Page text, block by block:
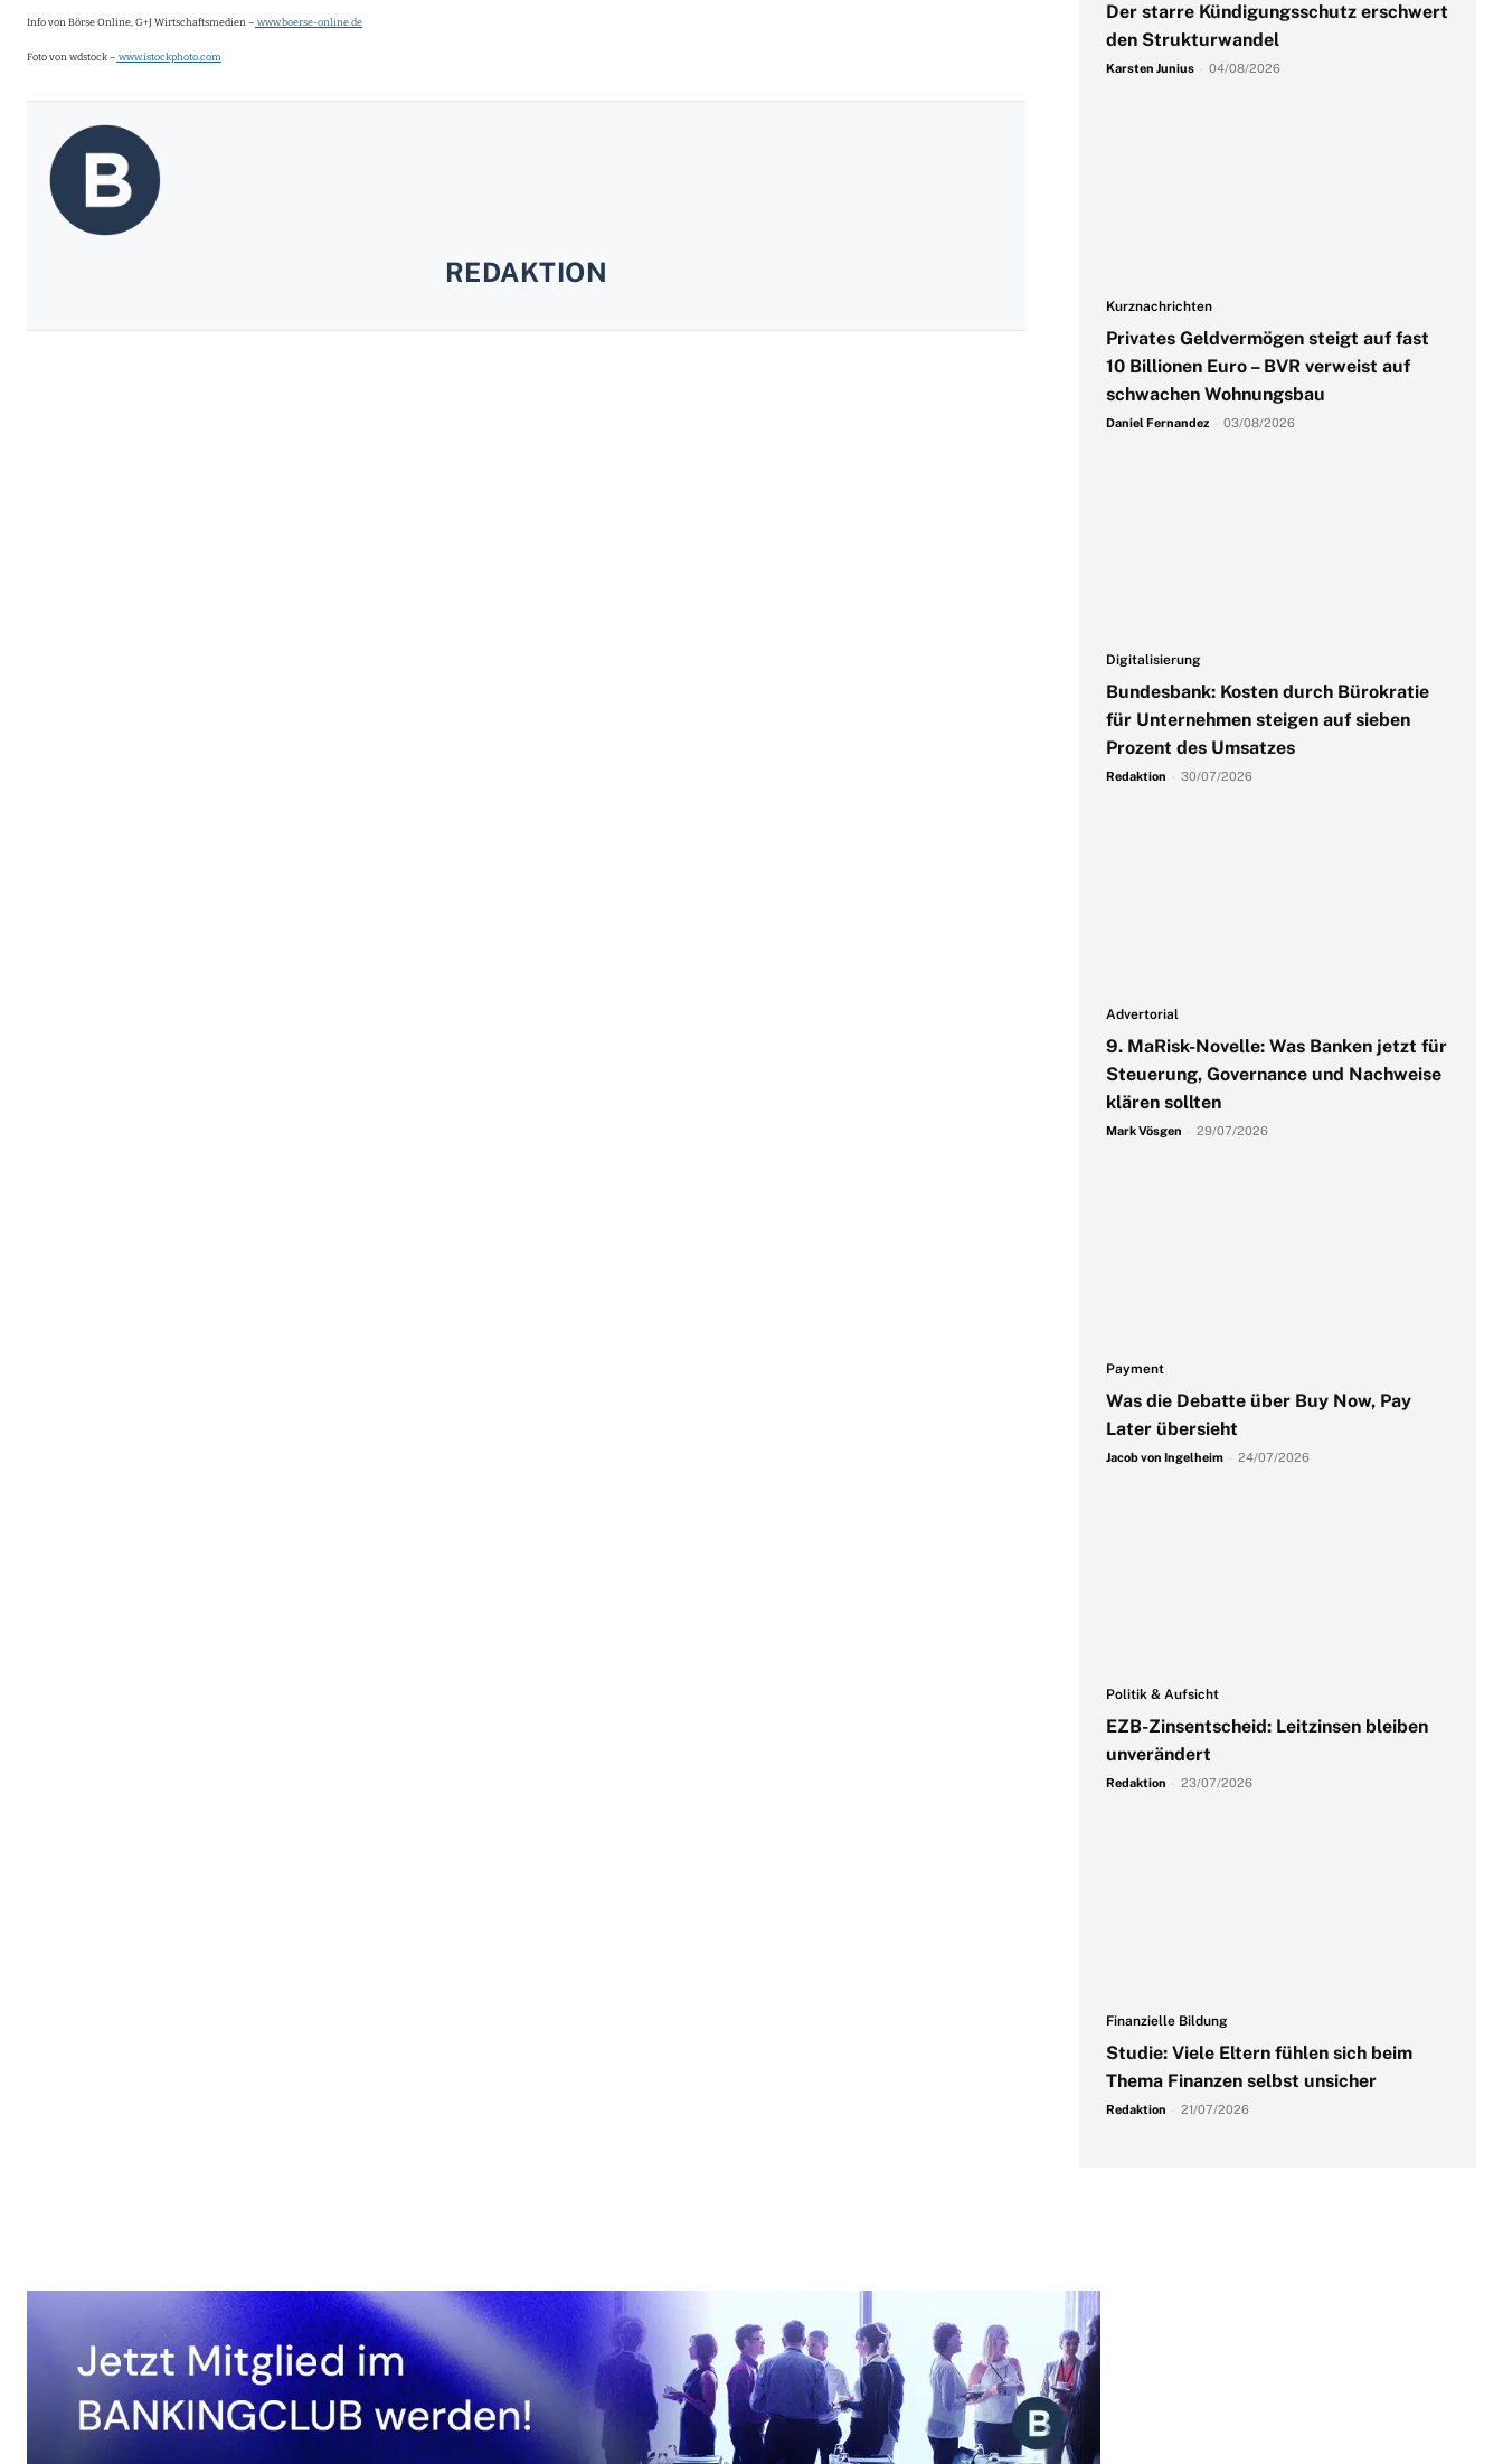
Info von Börse Online, G+J Wirtschaftsmedien – www.boerse-online.de
Foto von wdstock – www.istockphoto.com
REDAKTION
Der starre Kündigungsschutz erschwert
den Strukturwandel
Karsten Junius 04/08/2026
Kurznachrichten
Privates Geldvermögen steigt auf fast
10 Billionen Euro – BVR verweist auf
schwachen Wohnungsbau
Daniel Fernandez 03/08/2026
Digitalisierung
Bundesbank: Kosten durch Bürokratie
für Unternehmen steigen auf sieben
Prozent des Umsatzes
Redaktion 30/07/2026
Advertorial
9. MaRisk-Novelle: Was Banken jetzt für
Steuerung, Governance und Nachweise
klären sollten
Mark Vösgen 29/07/2026
Payment
Was die Debatte über Buy Now, Pay
Later übersieht
Jacob von Ingelheim 24/07/2026
Politik & Aufsicht
EZB-Zinsentscheid: Leitzinsen bleiben
unverändert
Redaktion 23/07/2026
Finanzielle Bildung
Studie: Viele Eltern fühlen sich beim
Thema Finanzen selbst unsicher
Redaktion 21/07/2026